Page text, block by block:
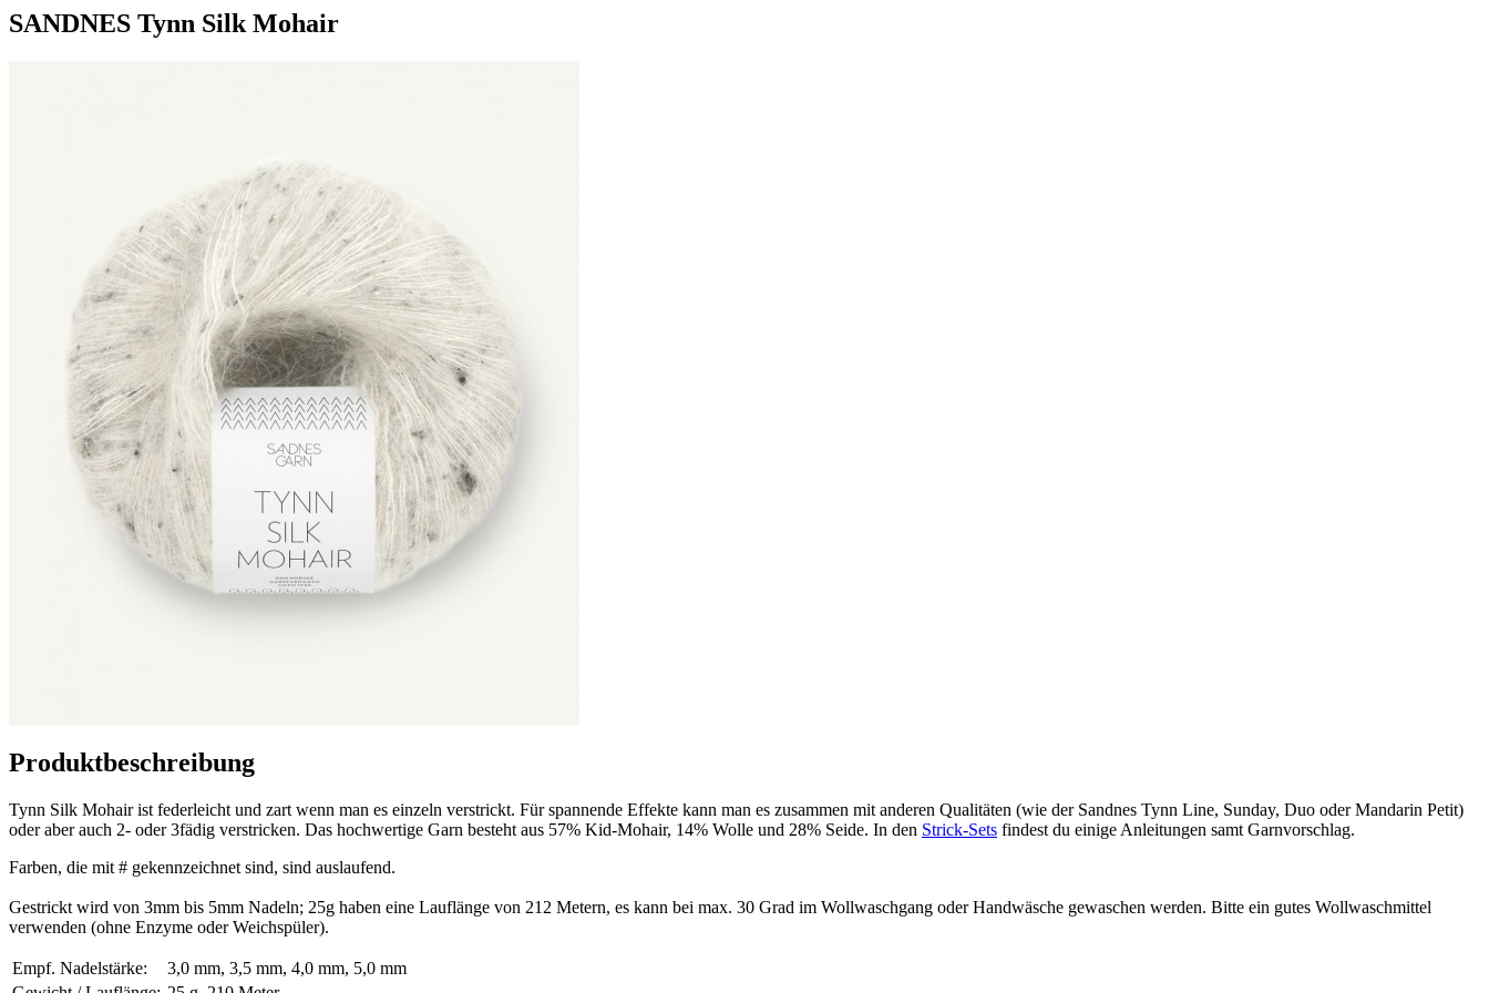
SANDNES Tynn Silk Mohair
Produktbeschreibung
Tynn Silk Mohair ist federleicht und zart wenn man es einzeln verstrickt. Für spannende Effekte kann man es zusammen mit anderen Qualitäten (wie der Sandnes Tynn Line, Sunday, Duo oder Mandarin Petit)
oder aber auch 2- oder 3fädig verstricken. Das hochwertige Garn besteht aus 57% Kid-Mohair, 14% Wolle und 28% Seide. In den Strick-Sets findest du einige Anleitungen samt Garnvorschlag.
Farben, die mit # gekennzeichnet sind, sind auslaufend.
Gestrickt wird von 3mm bis 5mm Nadeln; 25g haben eine Lauflänge von 212 Metern, es kann bei max. 30 Grad im Wollwaschgang oder Handwäsche gewaschen werden. Bitte ein gutes Wollwaschmittel
verwenden (ohne Enzyme oder Weichspüler).
Empf. Nadelstärke:
3,0 mm, 3,5 mm, 4,0 mm, 5,0 mm